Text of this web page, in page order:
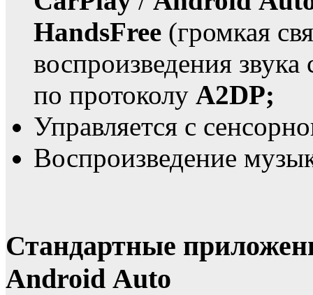
HandsFree (громкая
воспроизведения
по протоколу A2DP;
Управляется с
Воспроизведение
Стандартные
Android Auto